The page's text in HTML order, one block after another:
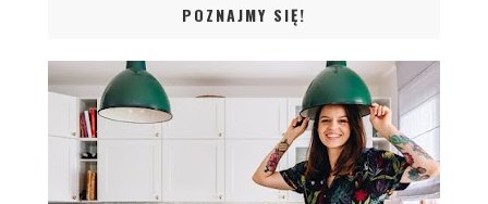
POZNAJMY SIĘ!